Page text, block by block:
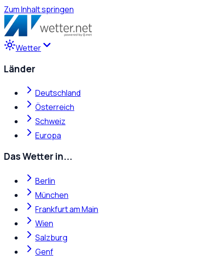
Zum Inhalt springen
Wetter
Länder
Deutschland
Österreich
Schweiz
Europa
Das Wetter in...
Berlin
München
Frankfurt am Main
Wien
Salzburg
Genf